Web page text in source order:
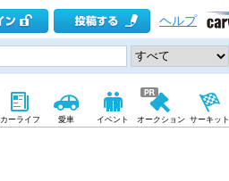
ヘルプ
カーライフ 愛車 イベント オークション サーキット